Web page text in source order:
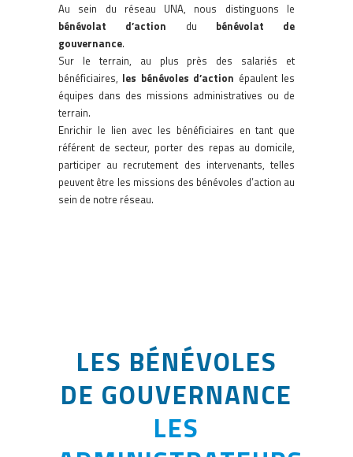
Au sein du réseau UNA, nous distinguons le
bénévolat d’action du bénévolat de
gouvernance.
Sur le terrain, au plus près des salariés et
bénéficiaires, les bénévoles d’action épaulent les
équipes dans des missions administratives ou de
terrain.
Enrichir le lien avec les bénéficiaires en tant que
référent de secteur, porter des repas au domicile,
participer au recrutement des intervenants, telles
peuvent être les missions des bénévoles d’action au
sein de notre réseau.
LES BÉNÉVOLES
DE GOUVERNANCE
LES